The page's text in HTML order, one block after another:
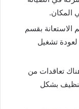
المكان.
بقسم
تشغيل
تعاقدات من
بشكل